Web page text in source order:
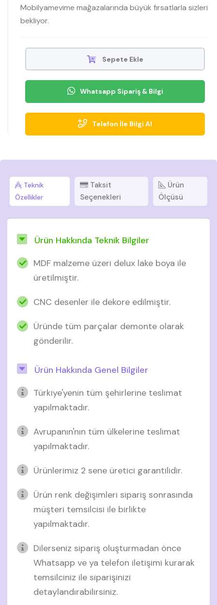
Mobilyamevime mağazalarında büyük fırsatlarla sizleri
bekliyor.
Sepete Ekle
Whatsapp Sipariş & Bilgi
Telefon İle Bilgi Al
Teknik
Özellikler
Taksit
Seçenekleri
Ürün
Ölçüsü
Ürün Hakkında Teknik Bilgiler
MDF malzeme üzeri delux lake boya ile
üretilmiştir.
CNC desenler ile dekore edilmiştir.
Üründe tüm parçalar demonte olarak
gönderilir.
Ürün Hakkında Genel Bilgiler
Türkiye'yenin tüm şehirlerine teslimat
yapılmaktadır.
Avrupanın'nın tüm ülkelerine teslimat
yapılmaktadır.
Ürünlerimiz 2 sene üretici garantilidir.
Ürün renk değişimleri sipariş sonrasında
müşteri temsilcisi ile birlikte
yapılmaktadır.
Dilerseniz sipariş oluşturmadan önce
Whatsapp ve ya telefon iletişimi kurarak
temsilciniz ile siparişinizi
detaylandırabilirsiniz.